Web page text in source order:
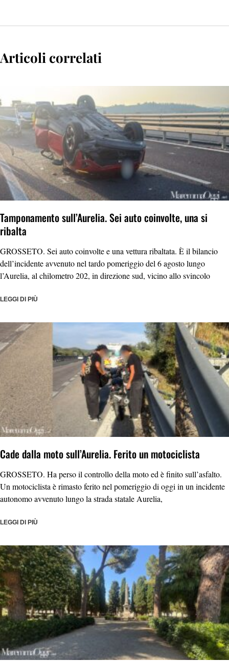
Articoli correlati
Tamponamento sull’Aurelia. Sei auto coinvolte, una si
ribalta
GROSSETO. Sei auto coinvolte e una vettura ribaltata. È il bilancio
dell’incidente avvenuto nel tardo pomeriggio del 6 agosto lungo
l’Aurelia, al chilometro 202, in direzione sud, vicino allo svincolo
LEGGI DI PIÙ
Cade dalla moto sull’Aurelia. Ferito un motociclista
GROSSETO. Ha perso il controllo della moto ed è finito sull’asfalto.
Un motociclista è rimasto ferito nel pomeriggio di oggi in un incidente
autonomo avvenuto lungo la strada statale Aurelia,
LEGGI DI PIÙ